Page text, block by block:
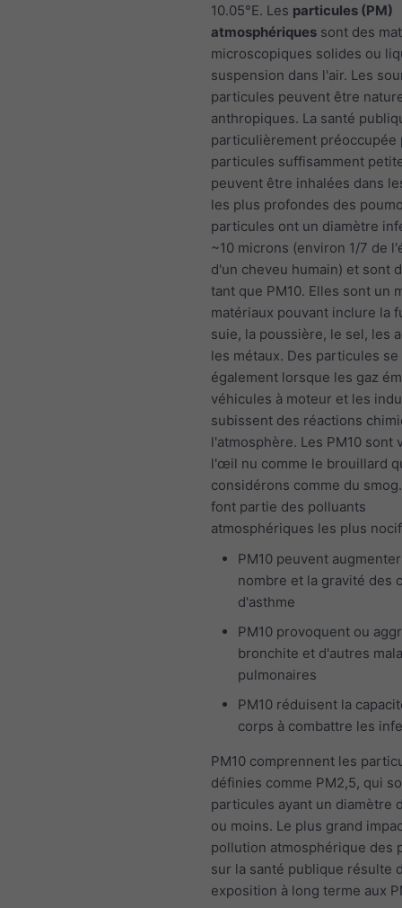
10.05°E. Les particules (PM)
atmosphériques sont des
microscopiques solides ou
suspension dans l'air. Les
particules peuvent être
anthropiques. La santé
particulièrement préoccupée
particules suffisamment
peuvent être inhalées dans
les plus profondes des
particules ont un diamètre
~10 microns (environ 1/7 de
d'un cheveu humain) et sont
tant que PM10. Elles sont un
matériaux pouvant inclure la
suie, la poussière, le sel, les
les métaux. Des particules
également lorsque les gaz
véhicules à moteur et les
subissent des réactions
l'atmosphère. Les PM10 sont
l'œil nu comme le brouillard
considérons comme du
font partie des polluants
atmosphériques les plus
PM10 peuvent
nombre et la gravité des
d'asthme
PM10 provoquent ou
bronchite et d'autres
pulmonaires
PM10 réduisent la
corps à combattre les
PM10 comprennent les
définies comme PM2,5, qui
particules ayant un diamètre
ou moins. Le plus grand
pollution atmosphérique des
sur la santé publique résulte
exposition à long terme aux